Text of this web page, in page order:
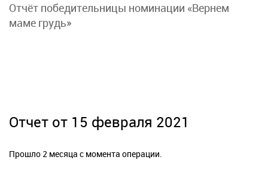
Отчёт победительницы номинации «Вернем
маме грудь»
Отчет от 15 февраля 2021
Прошло 2 месяца с момента операции.